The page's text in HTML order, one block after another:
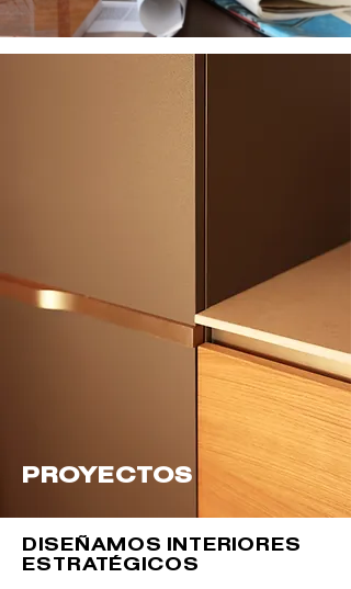
PROYECTOS
DISEÑAMOS INTERIORES
ESTRATÉGICOS